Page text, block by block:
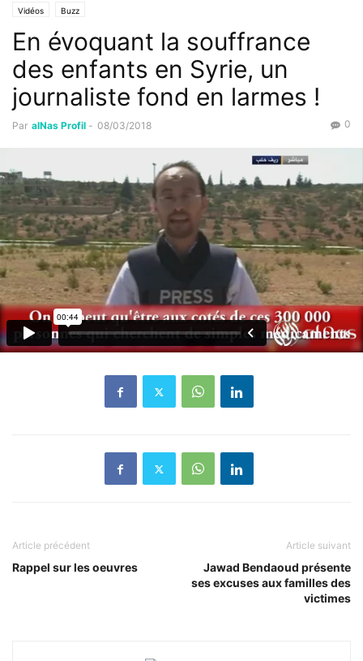
Vidéos Buzz
En évoquant la souffrance
des enfants en Syrie, un
journaliste fond en larmes !
Par alNas Profil - 08/03/2018 0
Article précédent
Rappel sur les oeuvres
Article suivant
Jawad Bendaoud présente
ses excuses aux familles des
victimes